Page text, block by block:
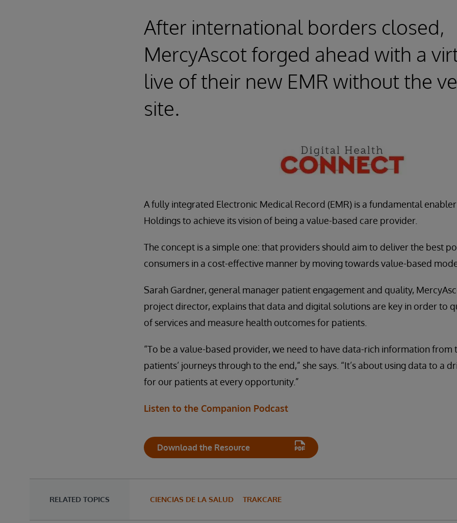
After international borders closed,
MercyAscot forged ahead with a
live of their new EMR without the
site.
A fully integrated Electronic Medical Record (EMR) is a fundamental
Holdings to achieve its vision of being a value-based care provider.
The concept is a simple one: that providers should aim to deliver the best
consumers in a cost-effective manner by moving towards value-based
Sarah Gardner, general manager patient engagement and quality,
project director, explains that data and digital solutions are key in order to
of services and measure health outcomes for patients.
“To be a value-based provider, we need to have data-rich information from
patients’ journeys through to the end,” she says. “It’s about using data to a
for our patients at every opportunity.”
Listen to the Companion Podcast
Download the Resource
RELATED TOPICS CIENCIAS DE LA SALUD TRAKCARE